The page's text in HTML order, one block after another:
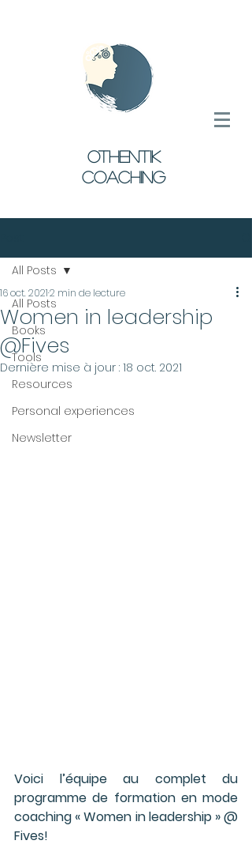
oTHENTIK
COACHING
All Posts
Books
Tools
Resources
Personal experiences
Newsletter
All Posts
Women in leadership
@Fives
16 oct. 20212 min de lecture
Dernière mise à jour : 18 oct. 2021
Voici l’équipe au complet du
programme de formation en mode
coaching « Women in leadership » @
Fives!